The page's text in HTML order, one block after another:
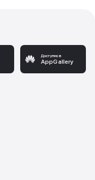
Доступно в
AppGallery